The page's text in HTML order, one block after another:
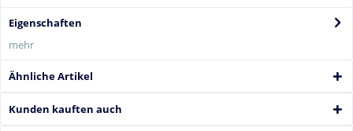
Eigenschaften
mehr
Ähnliche Artikel
Kunden kauften auch